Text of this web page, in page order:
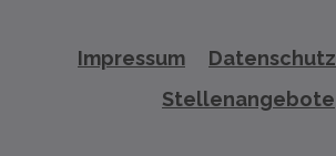
Impressum Datenschutz
Stellenangebote